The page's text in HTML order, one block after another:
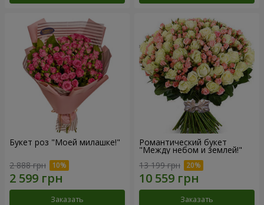
Букет роз "Моей милашке!"
2 888 грн
Заказать
Романтический букет
"Между небом и землей!"
13 199 грн
Заказать